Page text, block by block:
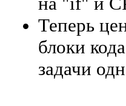
Теперь
блоки
задачи